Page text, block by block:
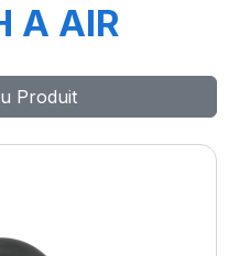
A AIR
Produit